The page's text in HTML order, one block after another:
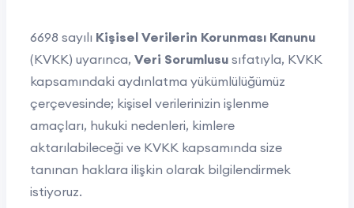
6698 sayılı Kişisel Verilerin Korunması Kanunu
(KVKK) uyarınca, Veri Sorumlususıfatıyla, KVKK
kapsamındaki aydınlatma yükümlülüğümüz
çerçevesinde; kişisel verilerinizin işlenme
amaçları, hukuki nedenleri, kimlere
aktarılabileceği ve KVKK kapsamında size
tanınan haklara ilişkin olarak bilgilendirmek
istiyoruz.